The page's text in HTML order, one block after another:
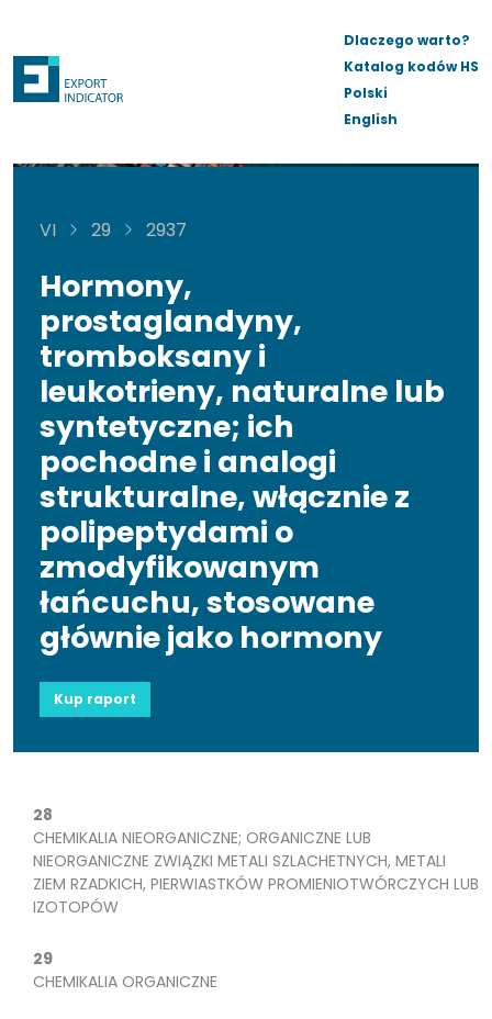
Dlaczego warto?
Katalog kodów HS
Polski
English
VI 29 2937
Hormony,
prostaglandyny,
tromboksany i
leukotrieny, naturalne lub
syntetyczne; ich
pochodne i analogi
strukturalne, włącznie z
polipeptydami o
zmodyfikowanym
łańcuchu, stosowane
głównie jako hormony
Kup raport
28
CHEMIKALIA NIEORGANICZNE; ORGANICZNE LUB
NIEORGANICZNE ZWIĄZKI METALI SZLACHETNYCH, METALI
ZIEM RZADKICH, PIERWIASTKÓW PROMIENIOTWÓRCZYCH LUB
IZOTOPÓW
29
CHEMIKALIA ORGANICZNE